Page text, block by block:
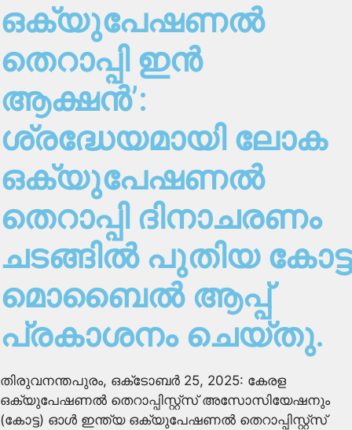
ഒക്യുപേഷണൽ
തെറാപ്പി ഇൻ
ആക്ഷൻ’:
ശ്രദ്ധേയമായി ലോക
ഒക്യുപേഷണൽ
തെറാപ്പി ദിനാചരണം
ചടങ്ങിൽ പുതിയ കോട്ട
മൊബൈൽ ആപ്പ്
പ്രകാശനം ചെയ്തു.
തിരുവനന്തപുരം, ഒക്‌ടോബർ 25, 2025: കേരള
ഒക്യുപേഷണൽ തെറാപ്പിസ്റ്റ്സ് അസോസിയേഷനും
(കോട്ട) ഓൾ ഇന്ത്യ ഒക്യുപേഷണൽ തെറാപ്പിസ്റ്റ്സ്